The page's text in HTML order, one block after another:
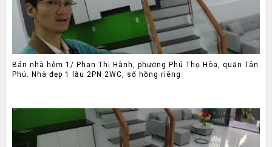
Bán nhà hẻm 1/ Phan Thị Hành, phường Phú Thọ Hòa, quận Tân
Phú. Nhà đẹp 1 lầu 2PN 2WC, sổ hồng riêng